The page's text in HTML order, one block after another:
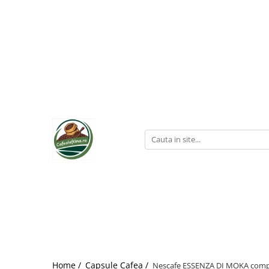
Home / Capsule Cafea / Nescafe ESSENZA DI MOKA